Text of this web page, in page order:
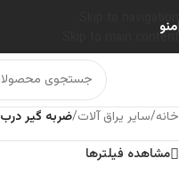
Skip to navigation
Skip to main content
منو
خانه/سایر یراق آلات/ضربه گیر درب
مشاهده فیلترها